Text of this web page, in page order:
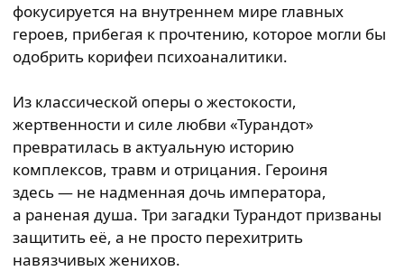
фокусируется на внутреннем мире главных
героев, прибегая к прочтению, которое могли бы
одобрить корифеи психоаналитики.
Из классической оперы о жестокости,
жертвенности и силе любви «Турандот»
превратилась в актуальную историю
комплексов, травм и отрицания. Героиня
здесь — не надменная дочь императора,
а раненая душа. Три загадки Турандот призваны
защитить её, а не просто перехитрить
навязчивых женихов.